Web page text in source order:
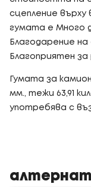
сцепление
гумата е Много
Благодарение
Благоприятен
Гумата за
мм., тежи 63,91
употребява с